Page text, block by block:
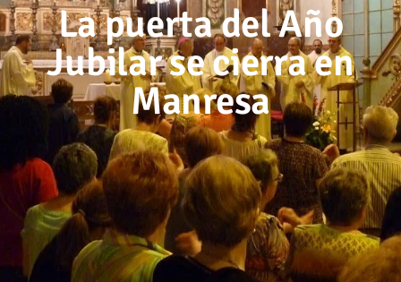
La puerta del Año
Jubilar se cierra en
Manresa